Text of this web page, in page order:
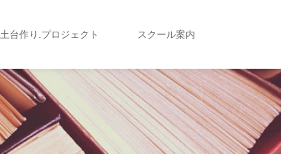
土台作り.プロジェクト スクール案内